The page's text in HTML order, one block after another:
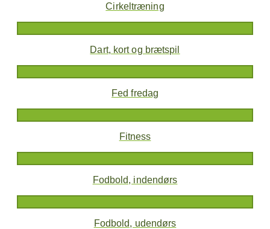
Cirkeltræning
Dart, kort og brætspil
Fed fredag
Fitness
Fodbold, indendørs
Fodbold, udendørs